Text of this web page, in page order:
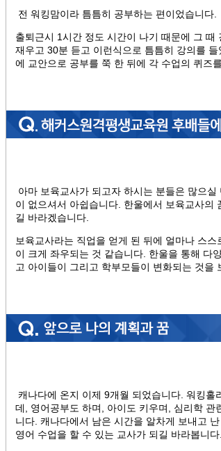
전 워킹맘이라 틈틈히 공부하는 편이었습니다.
출퇴근시 1시간 정도 시간이 나기 때문에 그
재우고 30분 듣고 이런식으로 틈틈히 강의를
에 교안으로 공부를 쭉 한 뒤에 각 수업의 퀴즈
아마 보육교사가 되고자 하시는 분들은 많으
이 없으셔서 아쉽습니다. 한울에서 보육교사의
길 바라겠습니다.
보육교사라는 직업을 얻게 된 뒤에 얼마나 스
이 크게 좌우되는 것 같습니다. 한울을 통해 다
고 아이들이 그리고 학부모들이 변화되는 것을
캐나다에 온지 이제 9개월 되었습니다. 워킹
데, 영어공부도 하며, 아이도 키우며, 심리학
니다. 캐나다에서 남은 시간을 알차게 보내고
영어 수업을 할 수 있는 교사가 되길 바라봅니다.